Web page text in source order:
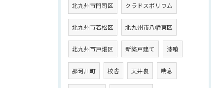
北九州市門司区 クラドスポリウム
北九州市若松区 北九州市八幡東区
北九州市戸畑区 新築戸建て 漆喰
那珂川町 校舎 天井裏 喘息